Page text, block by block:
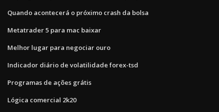
Quando acontecerá o próximo crash da bolsa
Metatrader 5 para mac baixar
Melhor lugar para negociar ouro
Indicador diário de volatilidade forex-tsd
Programas de ações grátis
Lógica comercial 2k20